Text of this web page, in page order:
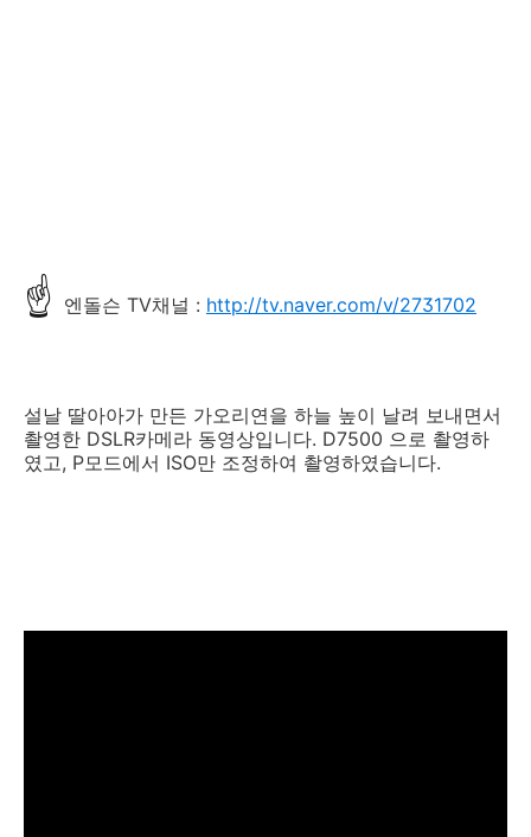
☝ 엔돌슨 TV채널 : http://tv.naver.com/v/2731702
설날 딸아아가 만든 가오리연을 하늘 높이 날려 보내면서
촬영한 DSLR카메라 동영상입니다. D7500 으로 촬영하
였고, P모드에서 ISO만 조정하여 촬영하였습니다.